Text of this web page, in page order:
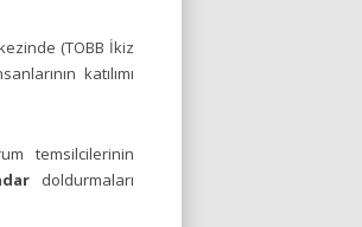
(TOBB İkiz
katılımı
temsilcilerinin
doldurmaları